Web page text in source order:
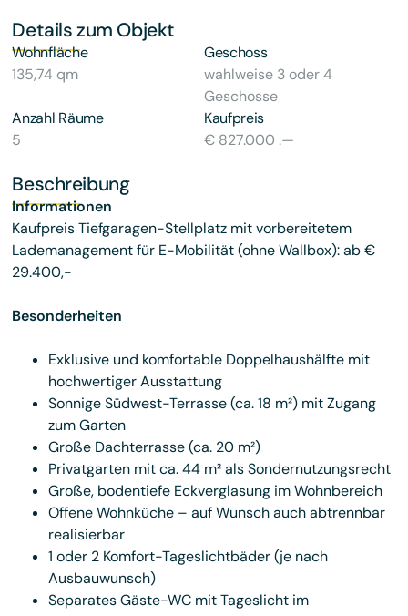
Details zum Objekt
Wohnfläche
135,74 qm
Geschoss
wahlweise 3 oder 4
Geschosse
Anzahl Räume
5
Kaufpreis
€ 827.000 .—
Beschreibung
Informationen
Kaufpreis Tiefgaragen-Stellplatz mit vorbereitetem
Lademanagement für E-Mobilität (ohne Wallbox): ab €
29.400,-
Besonderheiten
Exklusive und komfortable Doppelhaushälfte mit
hochwertiger Ausstattung
Sonnige Südwest-Terrasse (ca. 18 m²) mit Zugang
zum Garten
Große Dachterrasse (ca. 20 m²)
Privatgarten mit ca. 44 m² als Sondernutzungsrecht
Große, bodentiefe Eckverglasung im Wohnbereich
Offene Wohnküche – auf Wunsch auch abtrennbar
realisierbar
1 oder 2 Komfort-Tageslichtbäder (je nach
Ausbauwunsch)
Separates Gäste-WC mit Tageslicht im